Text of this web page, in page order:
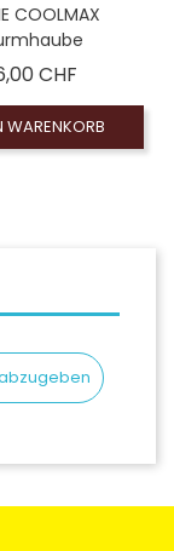
COOLMAX
CHFPreis
WARENKORB